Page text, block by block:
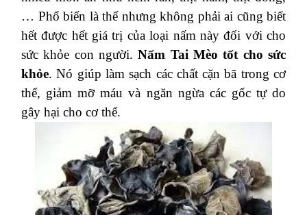
… Phổ biến là thế nhưng không phải ai cũng biết
hết được hết giá trị của loại nấm này đối với cho
sức khỏe con người.Nấm Tai Mèo tốt cho sức
khỏe. Nó giúp làm sạch các chất cặn bã trong cơ
thể, giảm mỡ máu và ngăn ngừa các gốc tự do
gây hại cho cơ thể.